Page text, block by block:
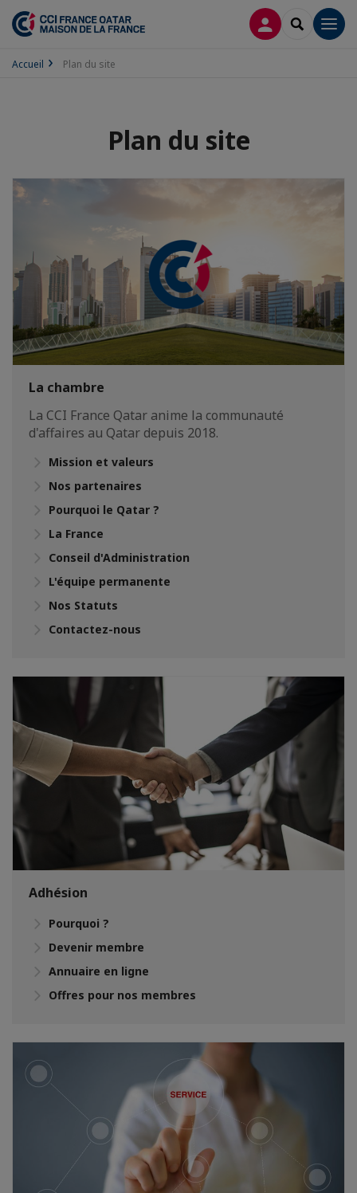
CONNEXION
Accueil Plan du site
Plan du site
La chambre
La CCI France Qatar anime la communauté
d'affaires au Qatar depuis 2018.
Mission et valeurs
Nos partenaires
Pourquoi le Qatar ?
La France
Conseil d'Administration
L'équipe permanente
Nos Statuts
Contactez-nous
Adhésion
Pourquoi ?
Devenir membre
Annuaire en ligne
Offres pour nos membres